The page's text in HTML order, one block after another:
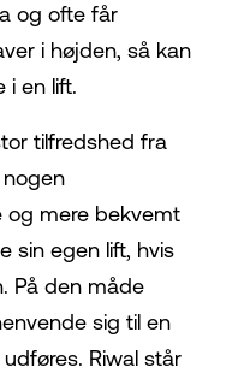
og ofte får
i højden, så kan
i en lift.
tilfredshed fra
og mere bekvemt
sin egen lift, hvis
På den måde
sig til en
Riwal står